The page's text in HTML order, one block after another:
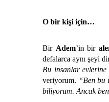
O bir kişi için…
Bir Adem’in bir
defalarca aynı şeyi
Bu insanlar
veriyorum. “Ben bu
biliyorum. Ancak